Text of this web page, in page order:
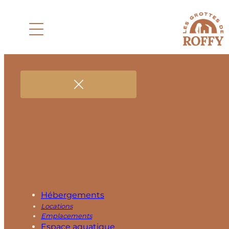
Hébergements
Locations
Emplacements
Espace aquatique